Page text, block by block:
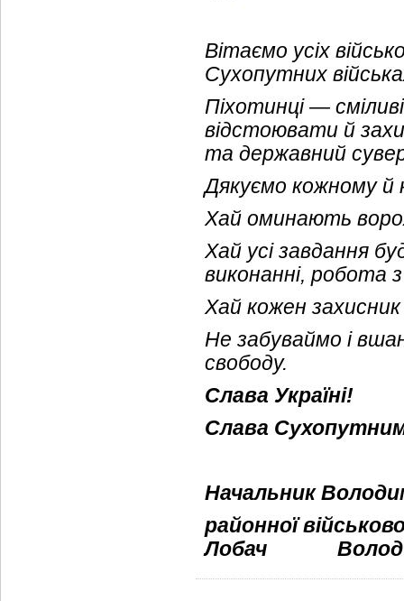
Вітаємо усіх
Сухопутних
Піхотинці —
відстоювати й
та державний
Дякуємо кожному й
Хай оминають
Хай усі завдання
виконанні, робота
Хай кожен
Не забуваймо і
свободу.
Слава Україні!
Слава
Начальник
районної
Лобач